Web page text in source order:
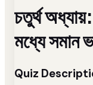
চতুর্থ
মধ্যে সমান
Quiz